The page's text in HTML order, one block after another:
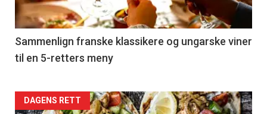
-
5
Sammenlign franske klassikere og ungarske viner
til en 5-retters meny
Forsiden
DAGENS RETT